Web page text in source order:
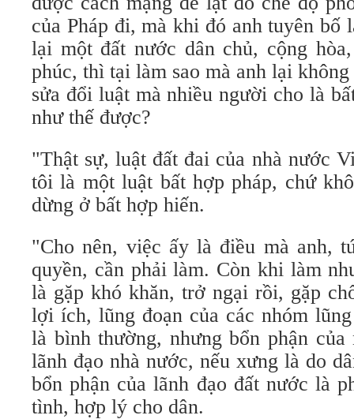
của Pháp đi, mà khi đó anh tuyên bố
lại một đất nước dân chủ, cộng
phúc, thì tại làm sao mà anh lại
sửa đổi luật mà nhiều người cho là
như thế được?
"Thật sự, luật đất đai của nhà nước
tôi là một luật bất hợp pháp, chứ
dừng ở bất hợp hiến.
"Cho nên, việc ấy là điều mà anh,
quyền, cần phải làm. Còn khi làm
là gặp khó khăn, trở ngại rồi, gặp
lợi ích, lũng đoạn của các nhóm
là bình thường, nhưng bổn phận
lãnh đạo nhà nước, nếu xưng là do
bổn phận của lãnh đạo đất nước là
tình, hợp lý cho dân.